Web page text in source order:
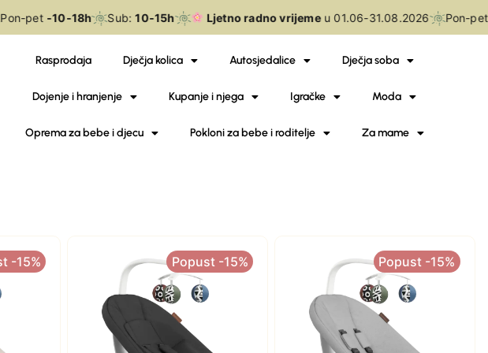
pet-10-18h Sub:10-15h Ljetno radno vrijemeu 01.06-31.08.2026 Pon-pet
Rasprodaja Dječja kolica Autosjedalice Dječja soba
Dojenje i hranjenje Kupanje i njega Igračke Moda
Oprema za bebe i djecu Pokloni za bebe i roditelje Za mame
-15% Popust -15% Popust -15%